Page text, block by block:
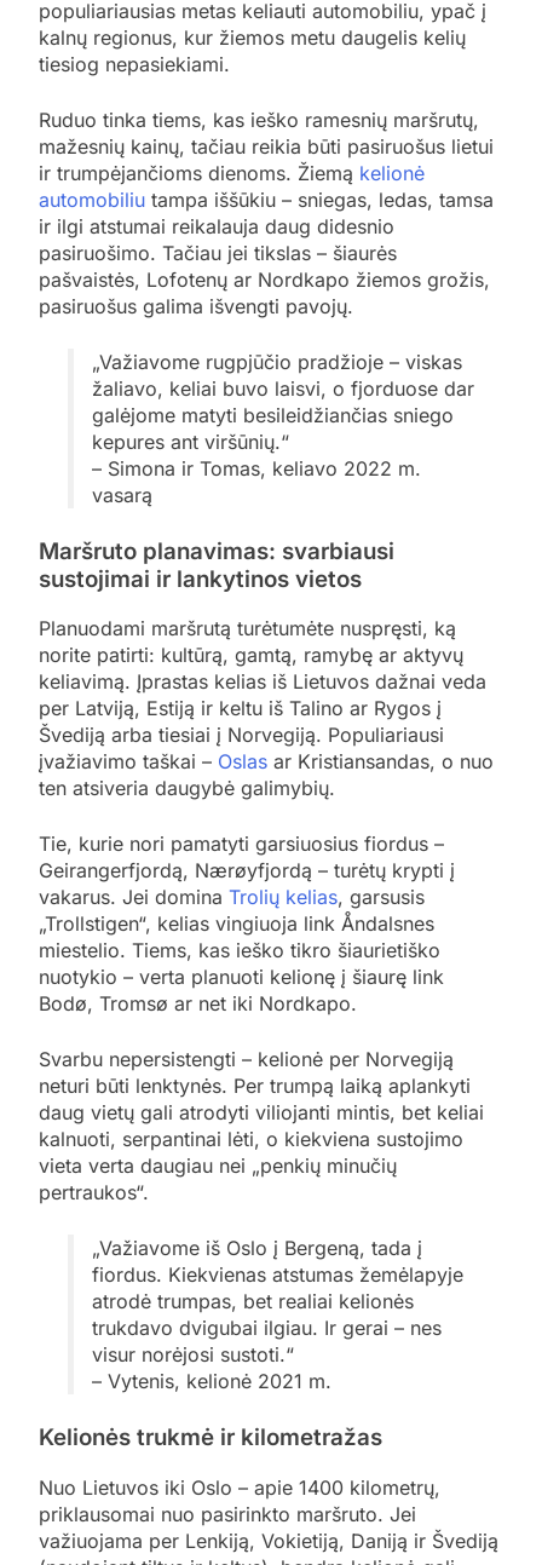
populiariausias metas keliauti automobiliu, ypač į
kalnų regionus, kur žiemos metu daugelis kelių
tiesiog nepasiekiami.
Ruduo tinka tiems, kas ieško ramesnių maršrutų,
mažesnių kainų, tačiau reikia būti pasiruošus lietui
ir trumpėjančioms dienoms. Žiemą kelionė
automobiliu tampa iššūkiu – sniegas, ledas, tamsa
ir ilgi atstumai reikalauja daug didesnio
pasiruošimo. Tačiau jei tikslas – šiaurės
pašvaistės, Lofotenų ar Nordkapo žiemos grožis,
pasiruošus galima išvengti pavojų.
„Važiavome rugpjūčio pradžioje – viskas
žaliavo, keliai buvo laisvi, o fjorduose dar
galėjome matyti besileidžiančias sniego
kepures ant viršūnių.“
– Simona ir Tomas, keliavo 2022 m.
vasarą
Maršruto planavimas: svarbiausi
sustojimai ir lankytinos vietos
Planuodami maršrutą turėtumėte nuspręsti, ką
norite patirti: kultūrą, gamtą, ramybę ar aktyvų
keliavimą. Įprastas kelias iš Lietuvos dažnai veda
per Latviją, Estiją ir keltu iš Talino ar Rygos į
Švediją arba tiesiai į Norvegiją. Populiariausi
įvažiavimo taškai – Oslas ar Kristiansandas, o nuo
ten atsiveria daugybė galimybių.
Tie, kurie nori pamatyti garsiuosius fiordus –
Geirangerfjordą, Nærøyfjordą – turėtų krypti į
vakarus. Jei domina Trolių kelias, garsusis
„Trollstigen“, kelias vingiuoja link Åndalsnes
miestelio. Tiems, kas ieško tikro šiaurietiško
nuotykio – verta planuoti kelionę į šiaurę link
Bodø, Tromsø ar net iki Nordkapo.
Svarbu nepersistengti – kelionė per Norvegiją
neturi būti lenktynės. Per trumpą laiką aplankyti
daug vietų gali atrodyti viliojanti mintis, bet keliai
kalnuoti, serpantinai lėti, o kiekviena sustojimo
vieta verta daugiau nei „penkių minučių
pertraukos“.
„Važiavome iš Oslo į Bergeną, tada į
fiordus. Kiekvienas atstumas žemėlapyje
atrodė trumpas, bet realiai kelionės
trukdavo dvigubai ilgiau. Ir gerai – nes
visur norėjosi sustoti.“
– Vytenis, kelionė 2021 m.
Kelionės trukmė ir kilometražas
Nuo Lietuvos iki Oslo – apie 1400 kilometrų,
priklausomai nuo pasirinkto maršruto. Jei
važiuojama per Lenkiją, Vokietiją, Daniją ir Švediją